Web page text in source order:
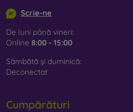
Scrie-ne
De luni până vineri:
Online 8:00 - 15:00
Sâmbătă și duminică:
Deconectat
Cumpărături